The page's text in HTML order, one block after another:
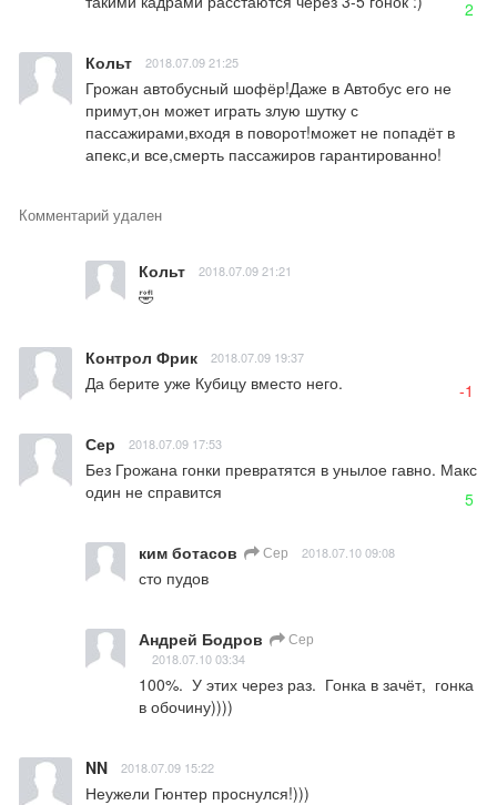
2
Кольт 2018.07.09 21:25
Грожан автобусный шофёр!Даже в Автобус его не
примут,он может играть злую шутку с
пассажирами,входя в поворот!может не попадёт в
апекс,и все,смерть пассажиров гарантированно!
Комментарий удален
Кольт 2018.07.09 21:21
🤣
Контрол Фрик 2018.07.09 19:37
Да берите уже Кубицу вместо него. -1
Сер 2018.07.09 17:53
Без Грожана гонки превратятся в унылое гавно. Макс
один не справится
5
ким ботасов Сер 2018.07.10 09:08
сто пудов
Андрей Бодров Сер
2018.07.10 03:34
100%.  У этих через раз.  Гонка в зачёт,  гонка
в обочину))))
NN 2018.07.09 15:22
Неужели Гюнтер проснулся!)))